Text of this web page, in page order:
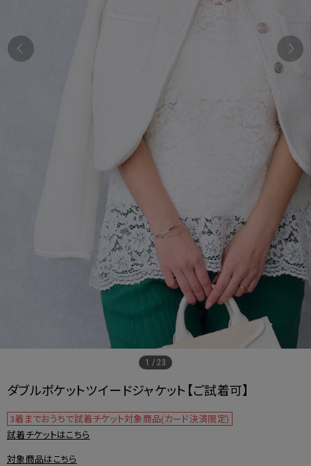
1 /23
ダブルポケットツイードジャケット【ご試着可】
3着までおうちで試着チケット対象商品(カード決済限定)
試着チケットはこちら
対象商品はこちら